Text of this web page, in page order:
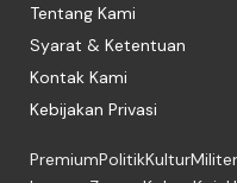
Tentang Kami
Syarat & Ketentuan
Kontak Kami
Kebijakan Privasi
PremiumPolitikKulturMiliter